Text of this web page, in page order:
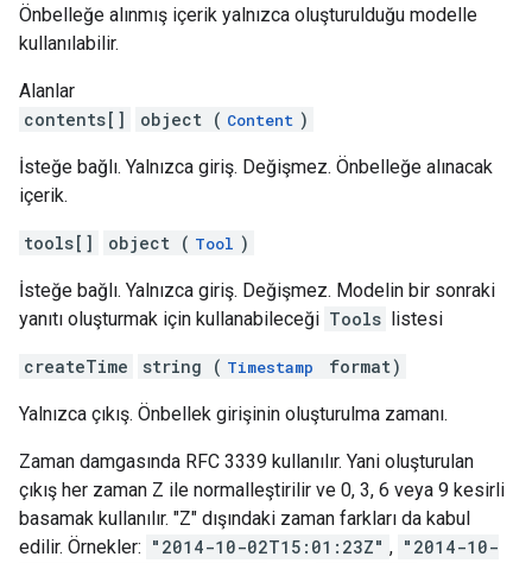
Önbelleğe alınmış içerik yalnızca oluşturulduğu modelle
kullanılabilir.
Alanlar
contents[]
object ( Content )
İsteğe bağlı. Yalnızca giriş. Değişmez. Önbelleğe alınacak
içerik.
tools[] object ( Tool )
İsteğe bağlı. Yalnızca giriş. Değişmez. Modelin bir sonraki
yanıtı oluşturmak için kullanabileceği Tools listesi
createTime string ( Timestamp format)
Yalnızca çıkış. Önbellek girişinin oluşturulma zamanı.
Zaman damgasında RFC 3339 kullanılır. Yani oluşturulan
çıkış her zaman Z ile normalleştirilir ve 0, 3, 6 veya 9 kesirli
basamak kullanılır. "Z" dışındaki zaman farkları da kabul
edilir. Örnekler: "2014-10-02T15:01:23Z" , "2014-10-